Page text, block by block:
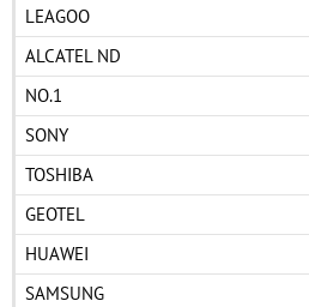
LEAGOO
ALCATEL ND
NO.1
SONY
TOSHIBA
GEOTEL
HUAWEI
SAMSUNG